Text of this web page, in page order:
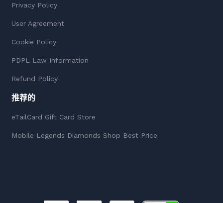
Privacy Policy
User Agreement
Cookie Policy
PDPL Law Information
Refund Policy
推荐的
eTailCard Gift Card Store
Mobile Legends Diamonds Shop Best Price